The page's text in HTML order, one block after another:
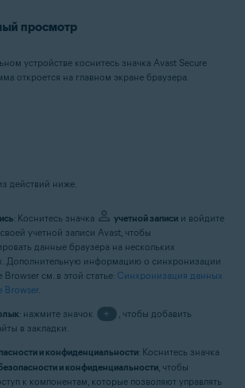
просмотр
устройстве коснитесь значка Avast Secure
откроется на главном экране браузера.
действий ниже.
: Коснитесь значка учетной записи и войдите
учетной записи Avast, чтобы
данные браузера на нескольких
Дополнительную информацию о синхронизации
Browser см. в этой статье: Синхронизация данных
Browser.
: нажмите значок +
, чтобы добавить
в закладки.
и конфиденциальности: Коснитесь значка
и конфиденциальности, чтобы
к компонентам, которые позволяют управлять